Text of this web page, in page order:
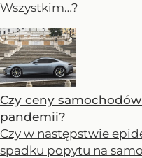
Wszystkim…?
Czy ceny
pandemii?
Czy w następstwie
spadku popytu na